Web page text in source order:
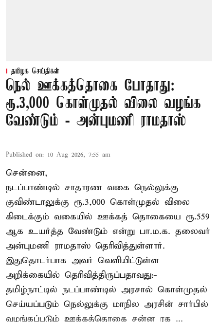
தமிழக செய்திகள்
நெல் ஊக்கத்தொகை போதாது:
ரூ.3,000 கொள்முதல் விலை வழங்க
வேண்டும் - அன்புமணி ராமதாஸ்
Published on: 10 Aug 2026, 7:55 am
சென்னை,
நடப்பாண்டில் சாதாரண வகை நெல்லுக்கு
குவிண்டாலுக்கு ரூ.3,000 கொள்முதல் விலை
கிடைக்கும் வகையில் ஊக்கத் தொகையை ரூ.559
ஆக உயர்த்த வேண்டும் என்று பா.ம.க. தலைவர்
அன்புமணி ராமதாஸ் தெரிவித்துள்ளார்.
இதுதொடர்பாக அவர் வெளியிட்டுள்ள
அறிக்கையில் தெரிவித்திருப்பதாவது:-
தமிழ்நாட்டில் நடப்பாண்டில் அரசால் கொள்முதல்
செய்யப்படும் நெல்லுக்கு மாநில அரசின் சார்பில்
வழங்கப்படும் ஊக்கத்தொகை சன்ன ரக ...